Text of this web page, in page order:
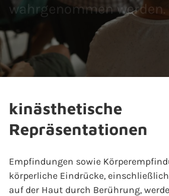
wahrgenommen werden.
kinästhetische
Repräsentationen
Empfindungen sowie
körperliche Eindrücke,
auf der Haut durch Berührung,